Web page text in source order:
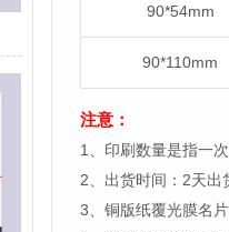
90*54mm
90*110mm
注意：
1、印刷数量是指一
2、出货时间：2天出
3、铜版纸覆光膜名